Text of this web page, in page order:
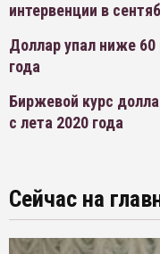
интервенции в
Доллар упал ниже 60
года
Биржевой курс
с лета 2020 года
Сейчас на